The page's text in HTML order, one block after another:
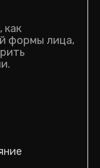
как
формы лица,